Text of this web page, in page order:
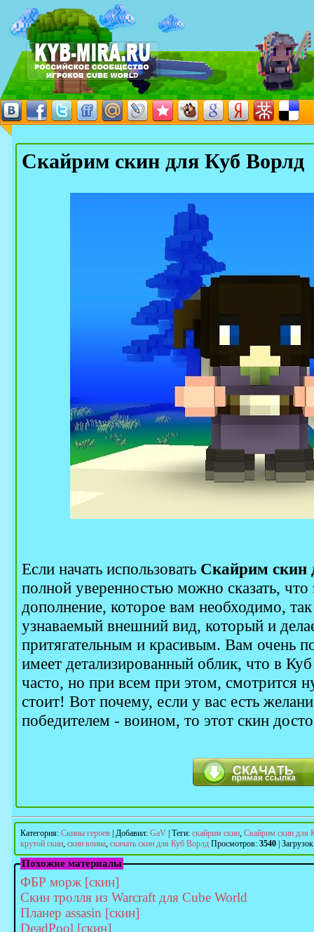
Скайрим скин для Куб Ворлд
Если начать использовать Скайрим скин
полной уверенностью можно сказать,
дополнение, которое вам необходимо,
узнаваемый внешний вид, который и
притягательным и красивым. Вам очень
имеет детализированный облик, что в
часто, но при всем при этом, смотрится
стоит! Вот почему, если у вас есть
победителем - воином, то этот скин
Категория: Скины героев Добавил: GaV Теги: скайрим скин, Скайрим скин для
крутой скин, скин воина, скачать скин для Куб Ворлд Просмотров: 3540 Загрузок
Похожие материалы
ФБР морж [скин]
Скин тролля из Warcraft для Cube World
Планер assasin [скин]
DeadPool [скин]